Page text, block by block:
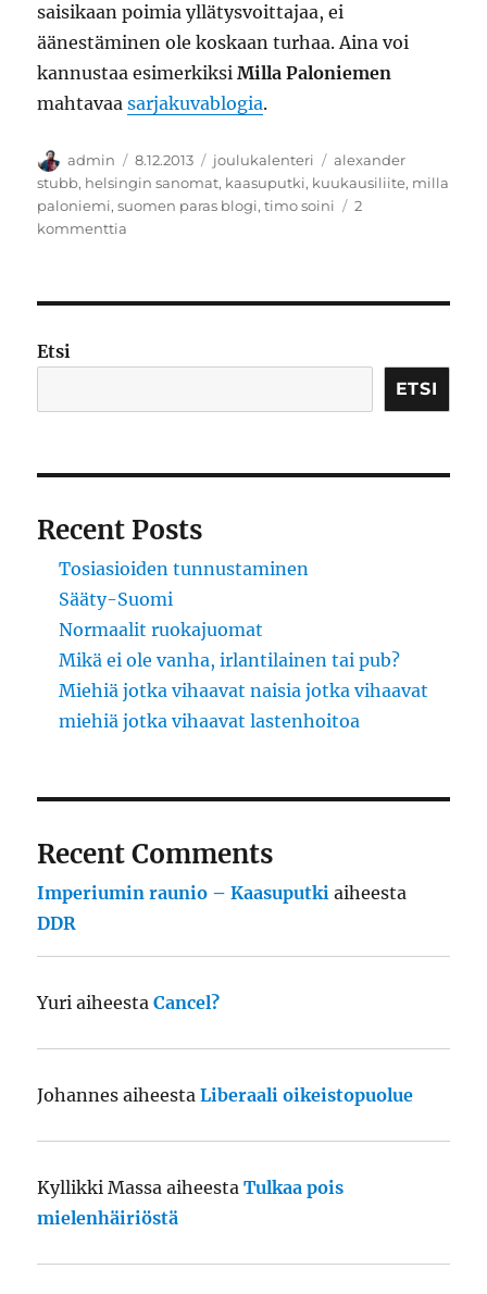
saisikaan poimia yllätysvoittajaa, ei
äänestäminen ole koskaan turhaa. Aina voi
kannustaa esimerkiksiMilla Paloniemen
mahtavaasarjakuvablogia.
Kirjoittaja
admin Julkaistu
8.12.2013 Kategoriat
joulukalenteri Avainsanat
alexander
stubb, helsingin sanomat, kaasuputki, kuukausiliite, milla
paloniemi,suomen paras blogi,timo soini
2
kommenttia
Etsi
ETSI
Recent Posts
Tosiasioiden tunnustaminen
Sääty-Suomi
Normaalit ruokajuomat
Mikä ei ole vanha, irlantilainen tai pub?
Miehiä jotka vihaavat naisia jotka vihaavat
miehiä jotka vihaavat lastenhoitoa
Recent Comments
Imperiumin raunio – Kaasuputki aiheesta
DDR
Yuri aiheestaCancel?
Johannes aiheestaLiberaali oikeistopuolue
Kyllikki Massa aiheestaTulkaa pois
mielenhäiriöstä